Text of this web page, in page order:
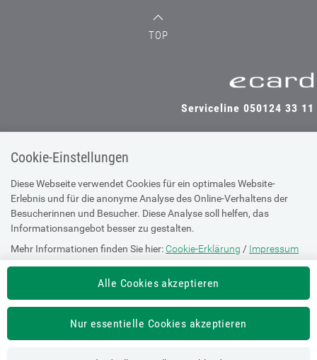
Cookie-Einstellungen
Diese Webseite verwendet Cookies für ein optimales Website-
Erlebnis und für die anonyme Analyse des Online-Verhaltens der
Besucherinnen und Besucher. Diese Analyse soll helfen, das
Informationsangebot besser zu gestalten.
Mehr Informationen finden Sie hier: Cookie-Erklärung / Impressum
Alle Cookies akzeptieren
Nur essentielle Cookies akzeptieren
TOP
Serviceline 050124 33 11
Impressum
Site Map